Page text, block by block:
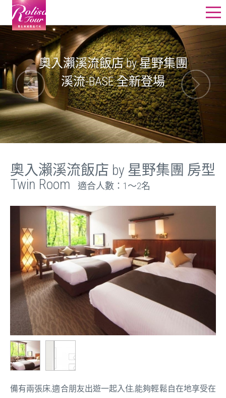
星野飯店訂房
星野行程
星野教堂婚禮
星野團體
其他精選行程
線上詢價
奧入瀨溪流飯店 by 星野集團
溪流-BASE 全新登場
奧入瀨溪流飯店 by 星野集團 房型
Twin Room
適合人數：1〜2名
備有兩張床,適合朋友出遊一起入住,能夠輕鬆自在地享受在